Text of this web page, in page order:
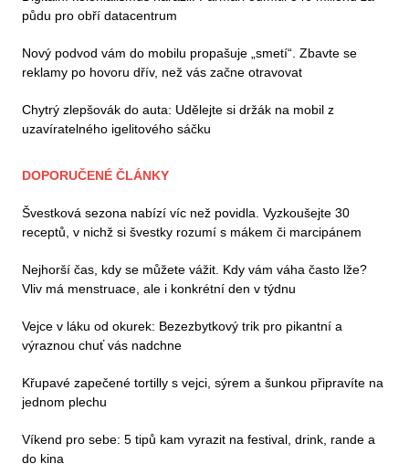
půdu pro obří datacentrum
Nový podvod vám do mobilu propašuje „smetí“. Zbavte se
reklamy po hovoru dřív, než vás začne otravovat
Chytrý zlepšovák do auta: Udělejte si držák na mobil z
uzavíratelného igelitového sáčku
DOPORUČENÉ ČLÁNKY
Švestková sezona nabízí víc než povidla. Vyzkoušejte 30
receptů, v nichž si švestky rozumí s mákem či marcipánem
Nejhorší čas, kdy se můžete vážit. Kdy vám váha často lže?
Vliv má menstruace, ale i konkrétní den v týdnu
Vejce v láku od okurek: Bezezbytkový trik pro pikantní a
výraznou chuť vás nadchne
Křupavé zapečené tortilly s vejci, sýrem a šunkou připravíte na
jednom plechu
Víkend pro sebe: 5 tipů kam vyrazit na festival, drink, rande a
do kina